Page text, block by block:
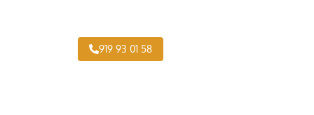
919 93 01 58